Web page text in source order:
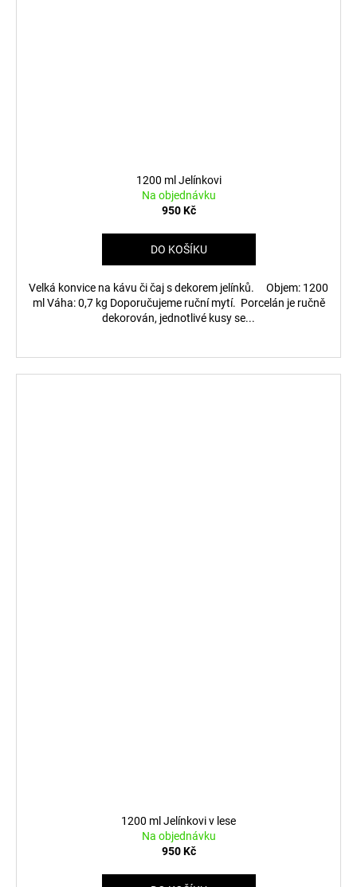
1200 ml Jelínkovi
Na objednávku
950 Kč
DO KOŠÍKU
Velká konvice na kávu či čaj s dekorem jelínků. Objem: 1200
ml Váha: 0,7 kg Doporučujeme ruční mytí. Porcelán je ručně
dekorován, jednotlivé kusy se...
1200 ml Jelínkovi v lese
Na objednávku
950 Kč